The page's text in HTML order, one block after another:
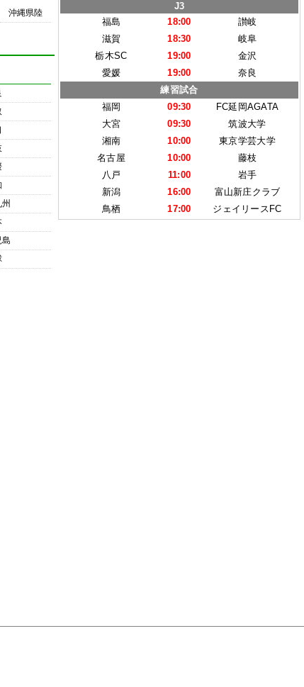
沖縄県陸
島
J3
福島
18:00
讃岐
滋賀
18:30
岐阜
栃木SC
19:00
金沢
愛媛
19:00
奈良
練習試合
福岡
09:30
FC延岡AGATA
大宮
09:30
筑波大学
湘南
10:00
東京学芸大学
名古屋
10:00
藤枝
八戸
11:00
岩手
新潟
16:00
富山新庄クラブ
鳥栖
17:00 ジェイリースFC